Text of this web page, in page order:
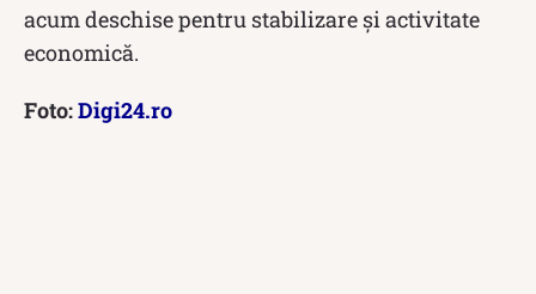
acum deschise pentru stabilizare și activitate
economică.
Foto:Digi24.ro